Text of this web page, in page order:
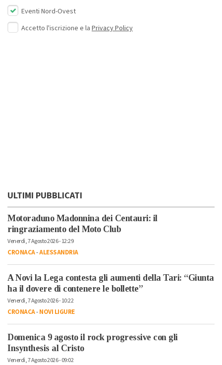
Eventi Nord-Ovest
Accetto l'iscrizione e la Privacy Policy
ULTIMI PUBBLICATI
Motoraduno Madonnina dei Centauri: il
ringraziamento del Moto Club
Venerdì, 7 Agosto 2026 - 12:29
CRONACA-ALESSANDRIA
A Novi la Lega contesta gli aumenti della Tari: “Giunta
ha il dovere di contenere le bollette”
Venerdì, 7 Agosto 2026 - 10:22
CRONACA-NOVI LIGURE
Domenica 9 agosto il rock progressive con gli
Insynthesis al Cristo
Venerdì, 7 Agosto 2026 - 09:02